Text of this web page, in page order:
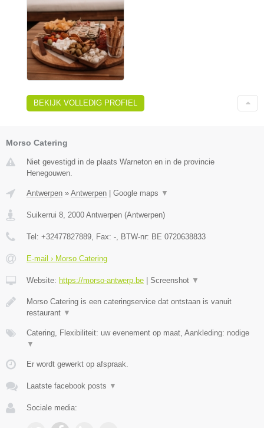
BEKIJK VOLLEDIG PROFIEL
Morso Catering
Niet gevestigd in de plaats Warneton en in de provincie
Henegouwen.
Antwerpen » Antwerpen | Google maps ▼
Suikerrui 8 2000 Antwerpen (Antwerpen)
Tel: +32477827889 , Fax: - , BTW-nr: BE 0720638833
E-mail › Morso Catering
Website: https://morso-antwerp.be | Screenshot ▼
Morso Catering is een cateringservice dat ontstaan is vanuit
restaurant ▼
Catering, Flexibiliteit: uw evenement op maat, Aankleding: nodige
▼
Er wordt gewerkt op afspraak.
Laatste facebook posts ▼
Sociale media: